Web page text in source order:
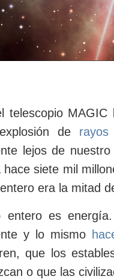
telescopio
de rayos
lejos de
hace siete mil
era la mitad
entero es
y lo mismo
que los
o que las